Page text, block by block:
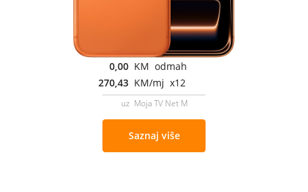
0,00 KM odmah
270,43 KM/mj x12
uz Moja TV Net M
Saznaj više